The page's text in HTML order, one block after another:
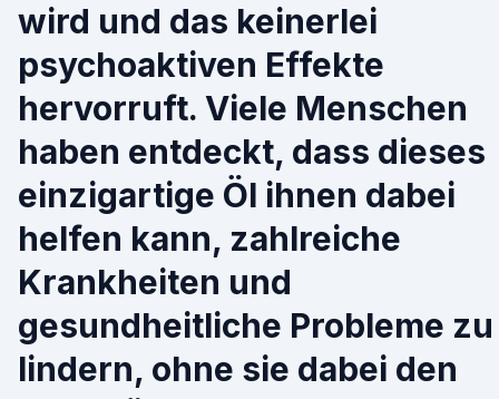
wird und das keinerlei
psychoaktiven Effekte
hervorruft. Viele Menschen
haben entdeckt, dass dieses
einzigartige Öl ihnen dabei
helfen kann, zahlreiche
Krankheiten und
gesundheitliche Probleme zu
lindern, ohne sie dabei den